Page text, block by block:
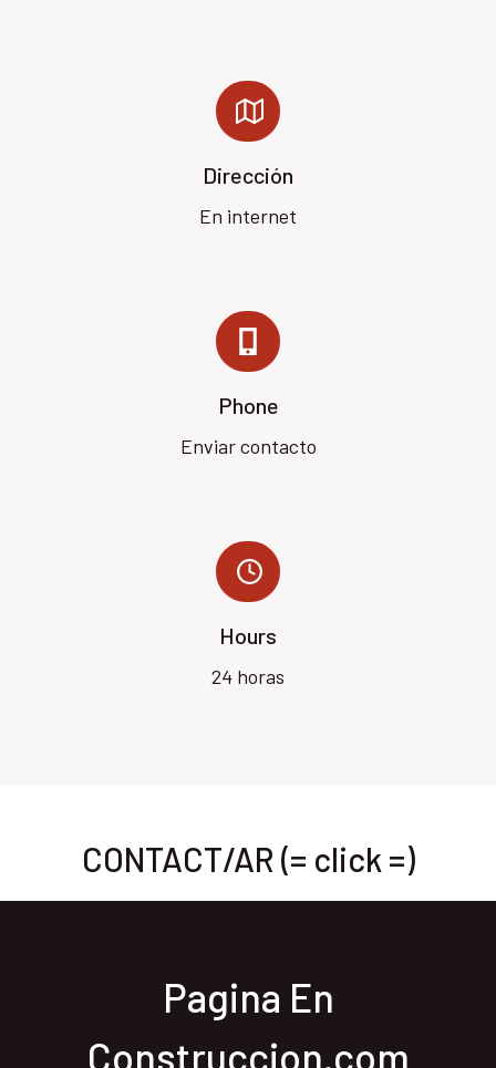
Dirección
En internet
Phone
Enviar contacto
Hours
24 horas
CONTACT/AR (= click =)
Pagina En
Construccion.com